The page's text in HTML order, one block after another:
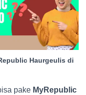
Haurgeulis di
pake MyRepublic